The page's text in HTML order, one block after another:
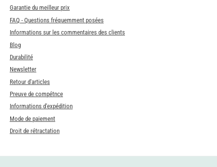
Garantie du meilleur prix
FAQ - Questions fréquemment posées
Informations sur les commentaires des clients
Blog
Durabilité
Newsletter
Retour d'articles
Preuve de compétnce
Informations d'expédition
Mode de paiement
Droit de rétractation